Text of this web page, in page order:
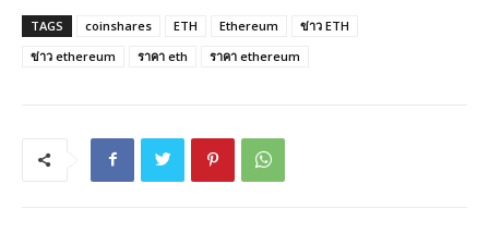
TAGS coinshares ETH Ethereum
ข่าว ETH
ข่าว ethereum
ราคา eth ราคา ethereum